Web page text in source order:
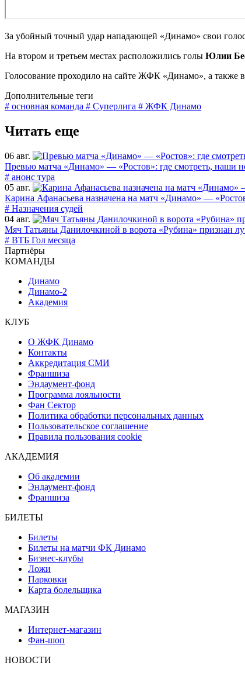
За убойный точный удар нападающей «Динамо» свои
На втором и третьем местах расположились голы Юлии
Голосование проходило на сайте ЖФК «Динамо», а также
Дополнительные теги
# основная команда # Суперлига # ЖФК Динамо
Читать еще
06 авг.
Превью матча «Динамо» — «Ростов»: где смотреть, наши
# анонс тура
05 авг.
Карина Афанасьева назначена на матч «Динамо» —
# Назначения судей
04 авг.
Мяч Татьяны Данилочкиной в ворота «Рубина» признан
# ВТБ Гол месяца
Партнёры
КОМАНДЫ
Динамо
Динамо-2
Академия
КЛУБ
О ЖФК Динамо
Контакты
Аккредитация СМИ
Франшиза
Эндаумент-фонд
Программа лояльности
Фан Сектор
Политика обработки персональных данных
Пользовательское соглашение
Правила пользования cookie
АКАДЕМИЯ
Об академии
Эндаумент-фонд
Франшиза
БИЛЕТЫ
Билеты
Билеты на матчи ФК Динамо
Бизнес-клубы
Ложи
Парковки
Карта болельщика
МАГАЗИН
Интернет-магазин
Фан-шоп
НОВОСТИ